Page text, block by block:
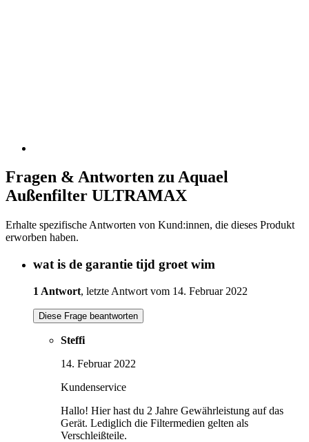
Fragen & Antworten zu Aquael
Außenfilter ULTRAMAX
Erhalte spezifische Antworten von Kund:innen, die dieses Produkt
erworben haben.
wat is de garantie tijd groet wim
1 Antwort, letzte Antwort vom 14. Februar 2022
Diese Frage beantworten
Steffi
14. Februar 2022
Kundenservice
Hallo! Hier hast du 2 Jahre Gewährleistung auf das
Gerät. Lediglich die Filtermedien gelten als
Verschleißteile.